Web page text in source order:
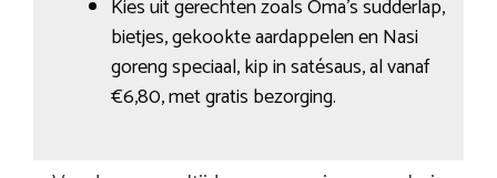
Kies uit gerechten zoals Oma’s sudderlap,
bietjes, gekookte aardappelen en Nasi
goreng speciaal, kip in satésaus, al vanaf
€6,80, met gratis bezorging.